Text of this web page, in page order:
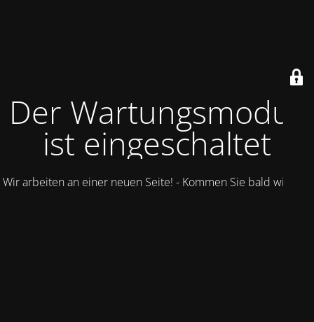
Der Wartungsmodus
ist eingeschaltet
Wir arbeiten an einer neuen Seite! - Kommen Sie bald wieder.